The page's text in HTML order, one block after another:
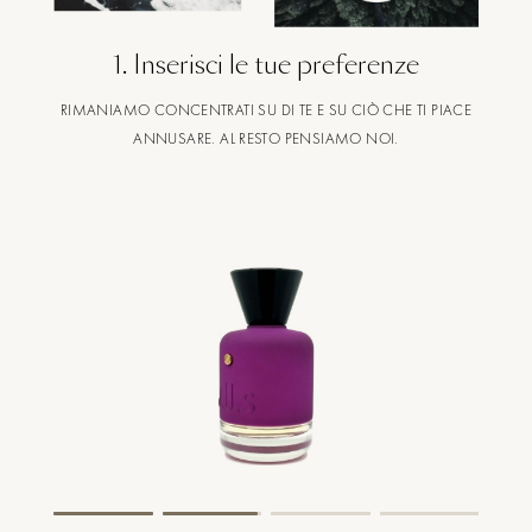
1. Inserisci le tue preferenze
RIMANIAMO CONCENTRATI SU DI TE E SU CIÒ CHE TI PIACE
ANNUSARE. AL RESTO PENSIAMO NOI.